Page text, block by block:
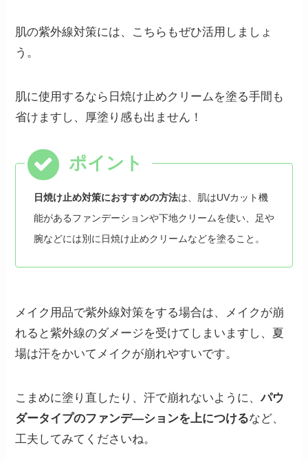
肌の紫外線対策には、こちらもぜひ活用しましょ
う。
肌に使用するなら日焼け止めクリームを塗る手間も
省けますし、厚塗り感も出ません！
日焼け止め対策におすすめの方法は、肌はUVカット機
能があるファンデーションや下地クリームを使い、足や
腕などには別に日焼け止めクリームなどを塗ること。
メイク用品で紫外線対策をする場合は、メイクが崩
れると紫外線のダメージを受けてしまいますし、夏
場は汗をかいてメイクが崩れやすいです。
こまめに塗り直したり、汗で崩れないように、パウ
ダータイプのファンデ―ションを上につけるなど、
工夫してみてくださいね。